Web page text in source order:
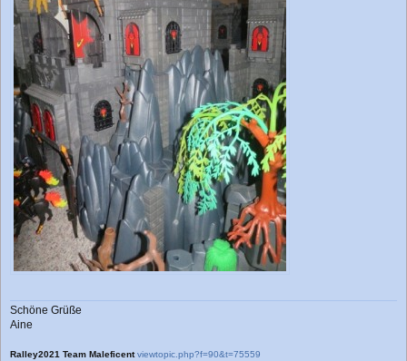
Schöne Grüße
Aine
Ralley2021 Team Maleficent viewtopic.php?f=90&t=75559